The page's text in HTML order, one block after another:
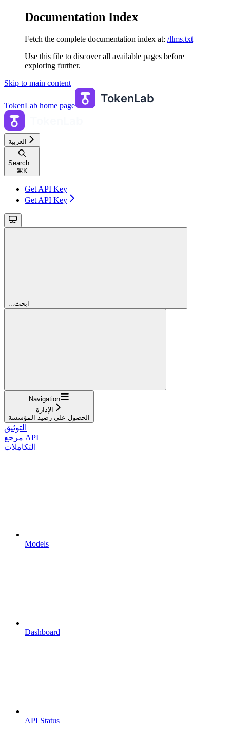
Documentation Index
Fetch the complete documentation index at: /llms.txt
Use this file to discover all available pages before
exploring further.
Skip to main content
TokenLab home page
العربية
Search...
⌘ K
Get API Key
Get API Key
...ابحث
Navigation
الإدارة
الحصول على رصيد المؤسسة
التوثيق
مرجع API
التكاملات
Models
Dashboard
API Status